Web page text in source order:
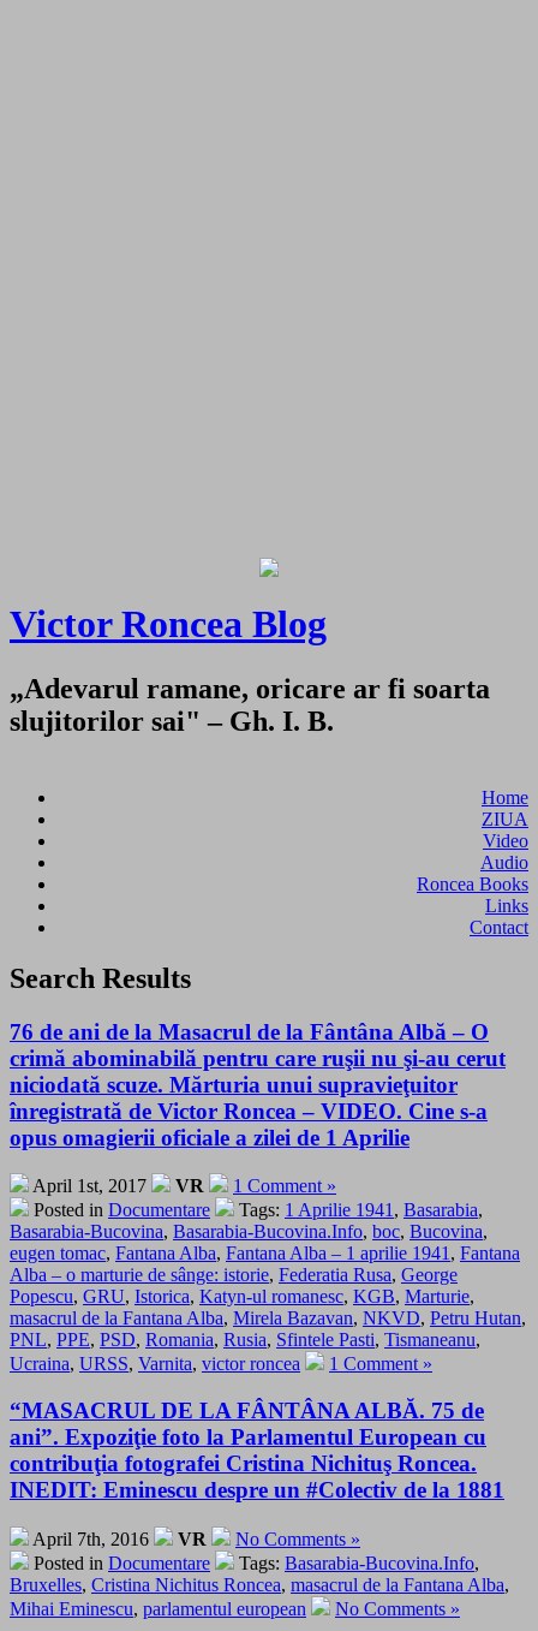
Victor Roncea Blog
„Adevarul ramane, oricare ar fi soarta
slujitorilor sai" – Gh. I. B.
Home
ZIUA
Video
Audio
Roncea Books
Links
Contact
Search Results
76 de ani de la Masacrul de la Fântâna Albă – O
crimă abominabilă pentru care ruşii nu şi-au cerut
niciodată scuze. Mărturia unui supravieţuitor
înregistrată de Victor Roncea – VIDEO. Cine s-a
opus omagierii oficiale a zilei de 1 Aprilie
April 1st, 2017 VR
1 Comment »
Posted in Documentare Tags: 1 Aprilie 1941 , Basarabia,
Basarabia-Bucovina, Basarabia-Bucovina.Info, boc, Bucovina,
eugen tomac, Fantana Alba, Fantana Alba – 1 aprilie 1941 , Fantana
Alba – o marturie de sânge: istorie, Federatia Rusa, George
Popescu, GRU, Istorica, Katyn-ul romanesc, KGB, Marturie,
masacrul de la Fantana Alba, Mirela Bazavan, NKVD, Petru Hutan,
PNL, PPE, PSD, Romania, Rusia, Sfintele Pasti, Tismaneanu,
Ucraina, URSS, Varnita, victor roncea 1 Comment »
“MASACRUL DE LA FÂNTÂNA ALBĂ. 75 de
ani”. Expoziţie foto la Parlamentul European cu
contribuţia fotografei Cristina Nichituş Roncea.
INEDIT: Eminescu despre un #Colectiv de la 1881
April 7th, 2016 VR
No Comments »
Posted in Documentare Tags: Basarabia-Bucovina.Info,
Bruxelles, Cristina Nichitus Roncea, masacrul de la Fantana Alba,
Mihai Eminescu, parlamentul european No Comments »